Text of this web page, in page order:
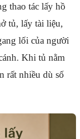
thao tác lấy hồ
tủ, lấy tài liệu,
lối của người
Khi tủ nằm
rất nhiều dù số